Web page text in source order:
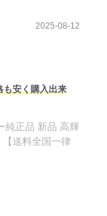
2025-08-12
も安く購入出来
純正品 新品 高輝
送料全国一律